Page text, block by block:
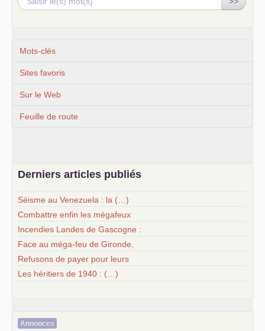
Mots-clés
Sites favoris
Sur le Web
Feuille de route
Derniers articles publiés
Séisme au Venezuela : la (…)
Combattre enfin les mégafeux
Incendies Landes de Gascogne :
Face au méga-feu de Gironde,
Refusons de payer pour leurs
Les héritiers de 1940 : (…)
Annonces